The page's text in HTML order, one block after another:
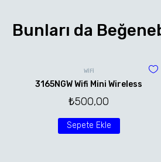
Bunları da
WİFİ
3165NGW Wifi Mini Wireless
₺500,00
Sepete Ekle